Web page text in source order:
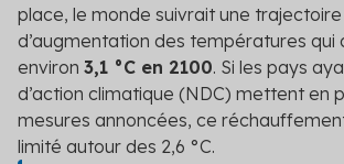
place, le monde suivrait une trajectoire
d’augmentation des températures qui
environ 3,1 °C en 2100. Si les pays
d’action climatique (NDC) mettent en
mesures annoncées, ce
limité autour des 2,6 °C.